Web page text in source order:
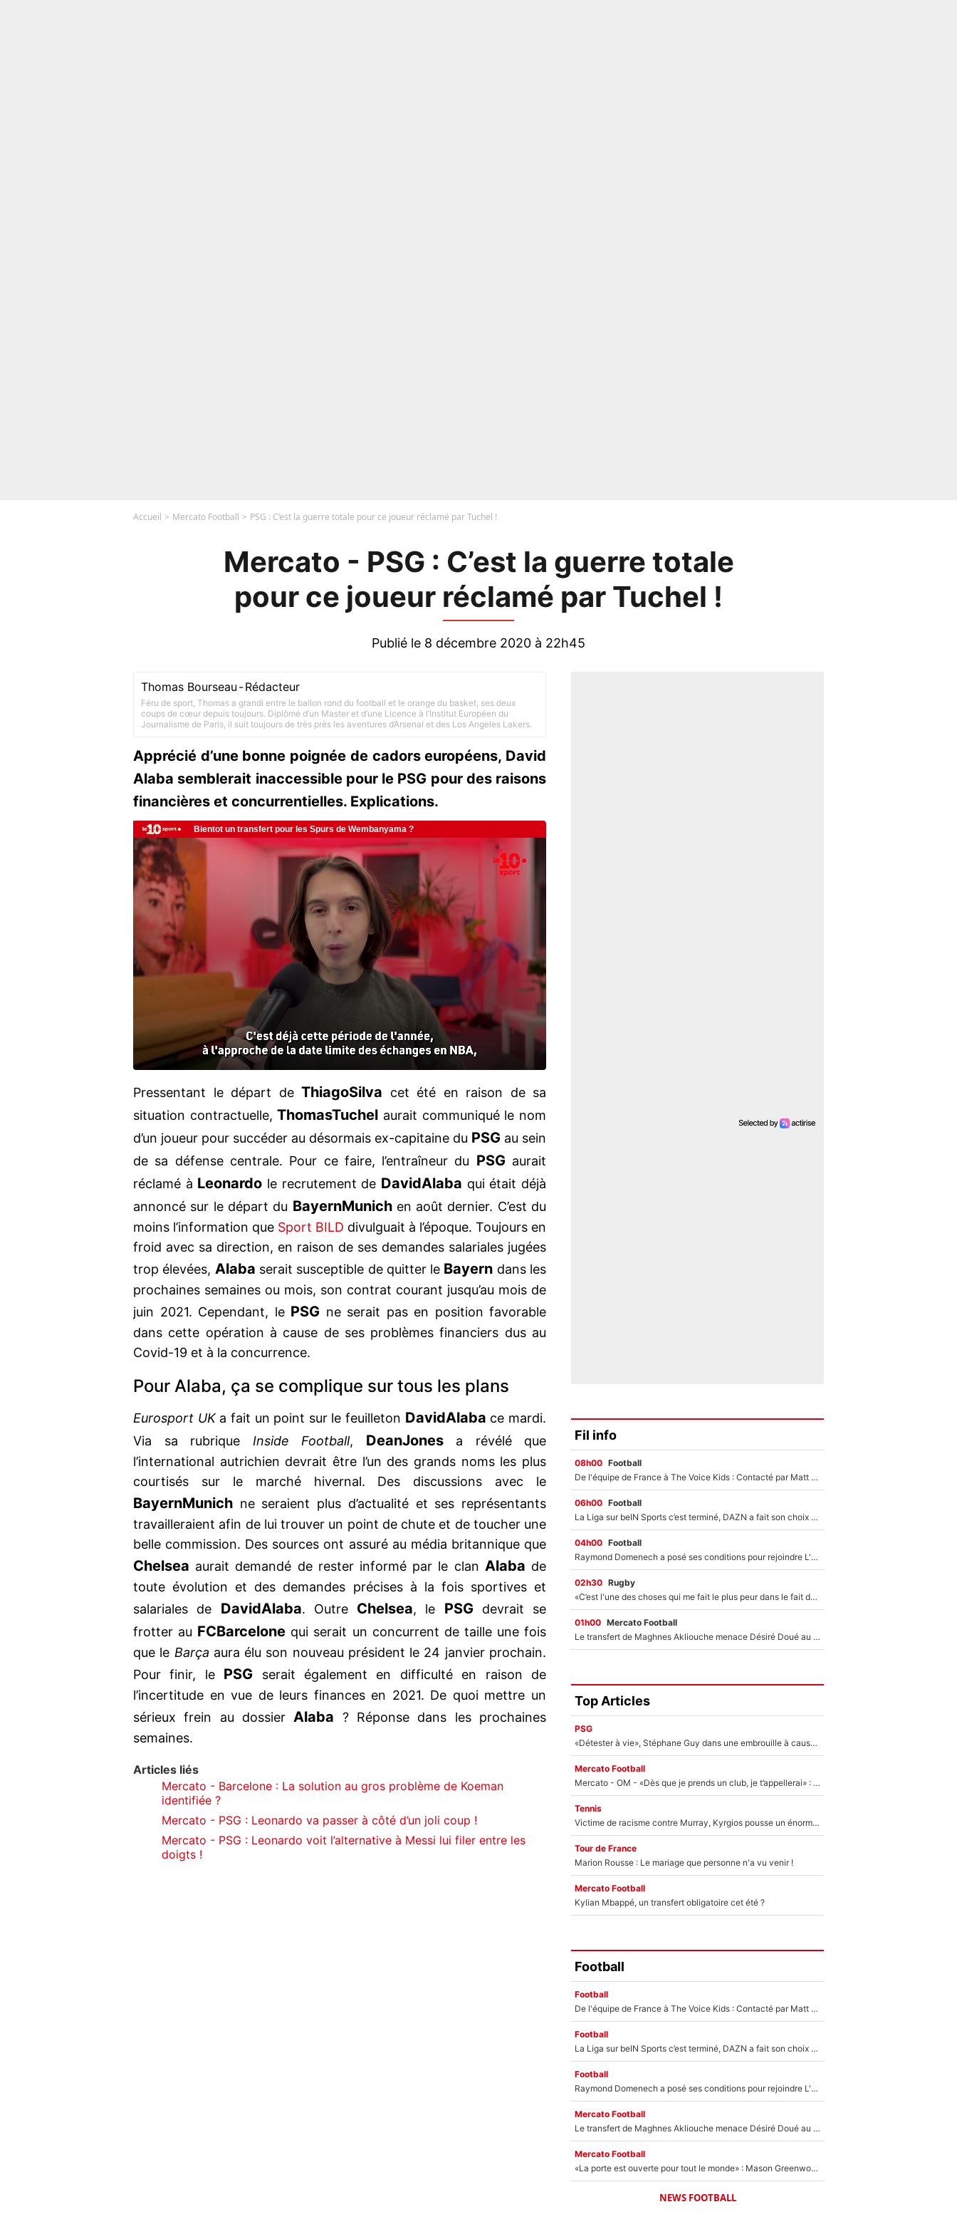
Accueil Mercato Football PSG : C’est la guerre totale pour ce joueur réclamé par Tuchel !
Mercato - PSG : C’est la guerre totale
pour ce joueur réclamé par Tuchel !
Publié le 8 décembre 2020 à 22h45
Thomas Bourseau -Rédacteur
Féru de sport, Thomas a grandi entre le ballon rond du football et le orange du basket, ses deux
coups de cœur depuis toujours. Diplômé d’un Master et d’une Licence à l’Institut Européen du
Journalisme de Paris, il suit toujours de très près les aventures d’Arsenal et des Los Angeles Lakers.
Apprécié d’une bonne poignée de cadors européens, David
Alaba semblerait inaccessible pour le PSG pour des raisons
financières et concurrentielles. Explications.
Pressentant le départ de ThiagoSilva cet été en raison de sa
situation contractuelle,ThomasTuchel aurait communiqué le nom
d’un joueur pour succéder au désormais ex-capitaine du PSG au sein
de sa défense centrale. Pour ce faire, l’entraîneur du PSGaurait
réclamé à Leonardo le recrutement de DavidAlaba qui était déjà
annoncé sur le départ du BayernMunichen août dernier. C’est du
moins l’information que Sport BILD divulguait à l’époque. Toujours en
froid avec sa direction, en raison de ses demandes salariales jugées
trop élevées, Alaba serait susceptible de quitter le Bayern dans les
prochaines semaines ou mois, son contrat courant jusqu’au mois de
juin 2021. Cependant, le PSG ne serait pas en position favorable
dans cette opération à cause de ses problèmes financiers dus au
Covid-19 et à la concurrence.
Pour Alaba, ça se complique sur tous les plans
Eurosport UKa fait un point sur le feuilleton DavidAlaba ce mardi.
Via sa rubrique Inside Football, DeanJonesa révélé que
l’international autrichien devrait être l’un des grands noms les plus
courtisés sur le marché hivernal. Des discussions avec le
BayernMunich ne seraient plus d’actualité et ses représentants
travailleraient afin de lui trouver un point de chute et de toucher une
belle commission. Des sources ont assuré au média britannique que
Chelsea aurait demandé de rester informé par le clan Alaba de
toute évolution et des demandes précises à la fois sportives et
salariales de DavidAlaba. Outre Chelsea, le PSGdevrait se
frotter au FCBarcelone qui serait un concurrent de taille une fois
que le Barça aura élu son nouveau président le 24 janvier prochain.
Pour finir, le PSG serait également en difficulté en raison de
l’incertitude en vue de leurs finances en 2021. De quoi mettre un
sérieux frein au dossierAlaba ? Réponse dans les prochaines
semaines.
Articles liés
Mercato - Barcelone : La solution au gros problème de Koeman
identifiée ?
Mercato - PSG : Leonardo va passer à côté d’un joli coup !
Mercato - PSG : Leonardo voit l’alternative à Messi lui filer entre les
doigts !
Fil info
08h00 Football
De l'équipe de France à The Voice Kids : Contacté par Matt Pokora, Kylian Mbappé a accepté de jouer un rôle inédit sur TF1 !
06h00 Football
La Liga sur beIN Sports c’est terminé, DAZN a fait son choix pour Benjamin Da Silva et Omar Da Fonseca !
04h00 Football
Raymond Domenech a posé ses conditions pour rejoindre L'EQUIPE du Soir : Il refuse de faire l'émission avec un autre chroniqueur !
02h30 Rugby
«C’est l'une des choses qui me fait le plus peur dans le fait de devenir maman» : En couple avec Antoine Dupont, Iris Mittenaere s'inquiète déjà pour ses futurs enfants !
01h00 Mercato Football
Le transfert de Maghnes Akliouche menace Désiré Doué au PSG : «Je valide à 200%»
Top Articles
PSG
«Détester à vie», Stéphane Guy dans une embrouille à cause du PSG !
Mercato Football
Mercato - OM - «Dès que je prends un club, je t’appellerai» : La promesse de Marcelino au moment de claquer la porte
Tennis
Victime de racisme contre Murray, Kyrgios pousse un énorme coup de gueule !
Tour de France
Marion Rousse : Le mariage que personne n'a vu venir !
Mercato Football
Kylian Mbappé, un transfert obligatoire cet été ?
Football
Football
De l'équipe de France à The Voice Kids : Contacté par Matt Pokora, Kylian Mbappé a accepté de jouer un rôle inédit sur TF1 !
Football
La Liga sur beIN Sports c’est terminé, DAZN a fait son choix pour Benjamin Da Silva et Omar Da Fonseca !
Football
Raymond Domenech a posé ses conditions pour rejoindre L'EQUIPE du Soir : Il refuse de faire l'émission avec un autre chroniqueur !
Mercato Football
Le transfert de Maghnes Akliouche menace Désiré Doué au PSG : «Je valide à 200%»
Mercato Football
«La porte est ouverte pour tout le monde» : Mason Greenwood et Pierre-Emerick Aubameyang ont quitté l'OM, Amine Gouiri balance sur la suite du mercato et sur la réaction du vestiaire !
NEWS FOOTBALL